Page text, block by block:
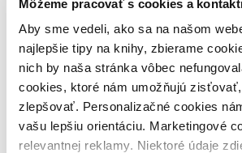
Môžeme pracovať s cookies a
Aby sme vedeli, ako sa na našom
najlepšie tipy na knihy, zbierame
nich by naša stránka vôbec
cookies, ktoré nám umožňujú
zlepšovať. Personalizačné cookies
vašu lepšiu orientáciu. Marketingové
relevantnej reklamy. Niektoré údaje